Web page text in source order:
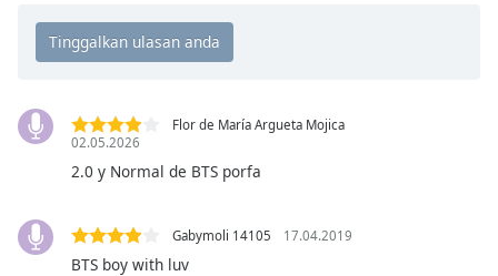
Descriptions
off
,
selected
subtitles
settings,
Flor de María Argueta Mojica
02.05.2026
2.0 y Normal de BTS porfa
Gabymoli 14105 17.04.2019
BTS boy with luv